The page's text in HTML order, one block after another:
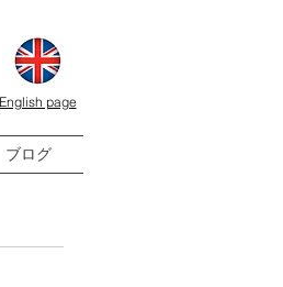
English page
ブログ